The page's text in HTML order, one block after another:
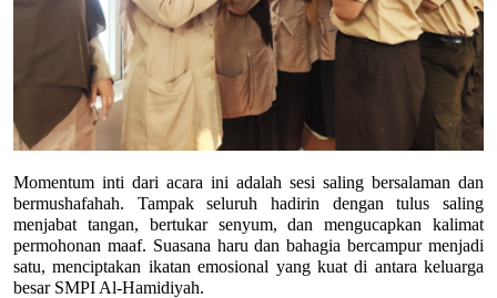
Momentum inti dari acara ini adalah sesi saling bersalaman dan
bermushafahah. Tampak seluruh hadirin dengan tulus saling
menjabat tangan, bertukar senyum, dan mengucapkan kalimat
permohonan maaf. Suasana haru dan bahagia bercampur menjadi
satu, menciptakan ikatan emosional yang kuat di antara keluarga
besar SMPI Al-Hamidiyah.